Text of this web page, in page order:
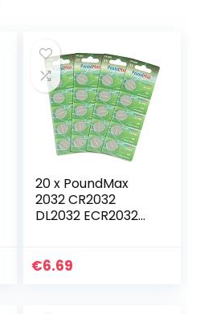
20 x PoundMax
2032 CR2032
DL2032 ECR2032
n
€6.69